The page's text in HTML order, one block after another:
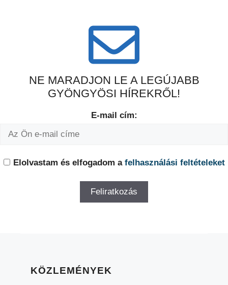
NE MARADJON LE A LEGÚJABB
GYÖNGYÖSI HÍREKRŐL!
E-mail cím:
Elolvastam és elfogadom a felhasználási feltételeket
KÖZLEMÉNYEK